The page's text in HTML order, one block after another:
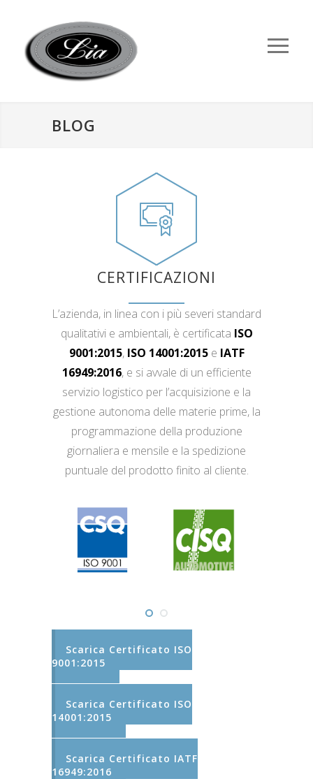
BLOG
CERTIFICAZIONI
L’azienda, in linea con i più severi standard
qualitativi e ambientali, è certificata ISO
9001:2015, ISO 14001:2015e IATF
16949:2016, e si avvale di un efficiente
servizio logistico per l’acquisizione e la
gestione autonoma delle materie prime, la
programmazione della produzione
giornaliera e mensile e la spedizione
puntuale del prodotto finito al cliente.
Scarica Certificato ISO
9001:2015
Scarica Certificato ISO
14001:2015
Scarica Certificato IATF
16949:2016